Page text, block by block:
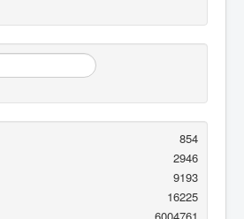
854
2946
9193
16225